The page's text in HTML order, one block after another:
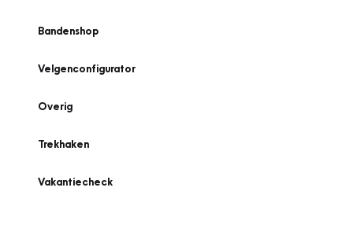
Bandenshop
Velgenconfigurator
Overig
Trekhaken
Vakantiecheck